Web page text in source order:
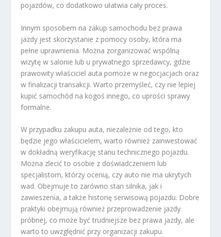
pojazdów, co dodatkowo ułatwia cały proces.
Innym sposobem na zakup samochodu bez prawa
jazdy jest skorzystanie z pomocy osoby, która ma
pełne uprawnienia. Można zorganizować wspólną
wizytę w salonie lub u prywatnego sprzedawcy, gdzie
prawowity właściciel auta pomoże w negocjacjach oraz
w finalizacji transakcji. Warto przemyśleć, czy nie lepiej
kupić samochód na kogoś innego, co uprości sprawy
formalne.
W przypadku zakupu auta, niezależnie od tego, kto
będzie jego właścicielem, warto również zainwestować
w dokładną weryfikację stanu technicznego pojazdu.
Można zlecić to osobie z doświadczeniem lub
specjalistom, którzy ocenią, czy auto nie ma ukrytych
wad. Obejmuje to zarówno stan silnika, jak i
zawieszenia, a także historię serwisową pojazdu. Dobre
praktyki obejmują również przeprowadzenie jazdy
próbnej, co może być trudniejsze bez prawa jazdy, ale
warto to uwzględnić przy organizacji zakupu.